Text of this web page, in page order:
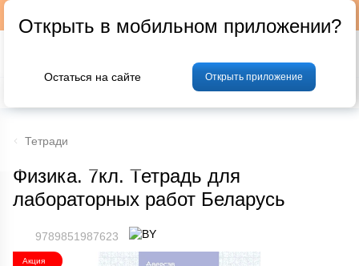
Фрукты и овощи Мясо Птица
Тетради
Физика. 7кл. Тетрадь для
лабораторных работ Беларусь
9789851987623
Акция
Открыть в мобильном приложении?
Остаться на сайте Открыть приложение